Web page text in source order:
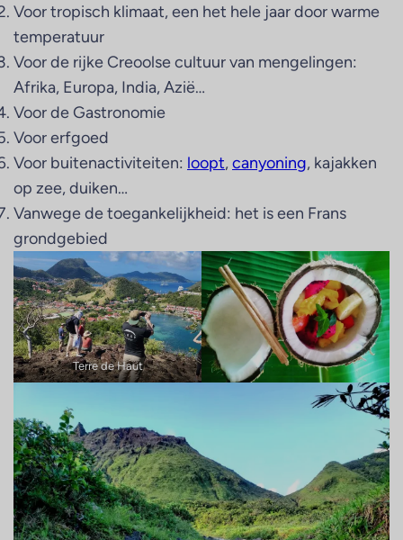
Voor tropisch klimaat, een het hele jaar door warme
temperatuur
Voor de rijke Creoolse cultuur van mengelingen:
Afrika, Europa, India, Azië…
Voor de Gastronomie
Voor erfgoed
Voor buitenactiviteiten: loopt,canyoning, kajakken
op zee, duiken…
Vanwege de toegankelijkheid: het is een Frans
grondgebied
Terre de Haut